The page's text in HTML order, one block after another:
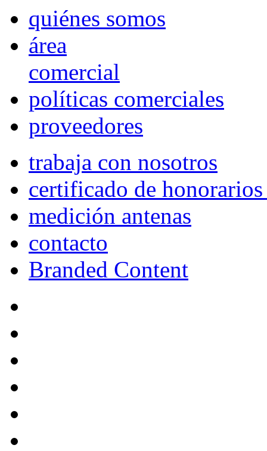
quiénes somos
área
comercial
políticas comerciales
proveedores
trabaja con nosotros
certificado de
medición antenas
contacto
Branded Content